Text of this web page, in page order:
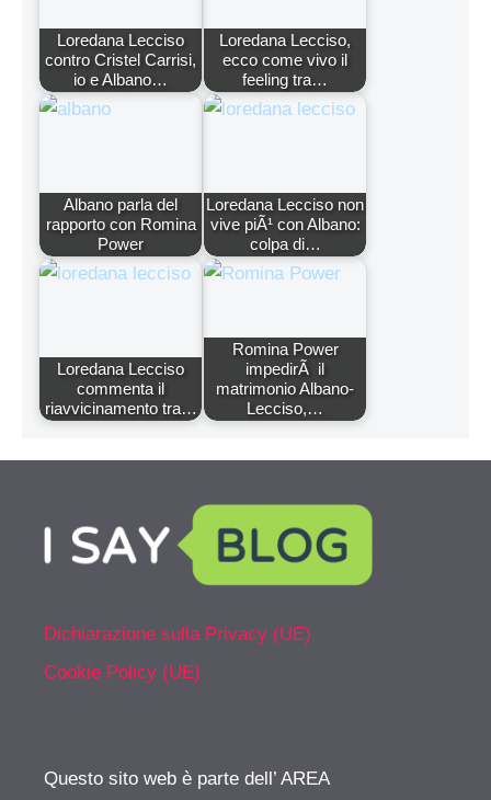
Loredana Lecciso
contro Cristel Carrisi,
io e Albano…
Loredana Lecciso,
ecco come vivo il
feeling tra…
Albano parla del
rapporto con Romina
Power
Loredana Lecciso non
vive piÃ¹ con Albano:
colpa di…
Loredana Lecciso
commenta il
riavvicinamento tra…
Romina Power
impedirÃ il
matrimonio Albano-
Lecciso,…
Dichiarazione sulla Privacy (UE)
Cookie Policy (UE)
Questo sito web è parte dell’ AREA